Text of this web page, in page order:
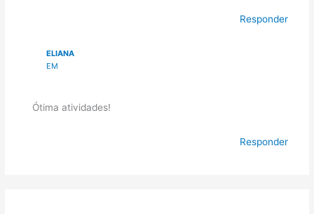
Responder
ELIANA
EM
Ótima atividades!
Responder